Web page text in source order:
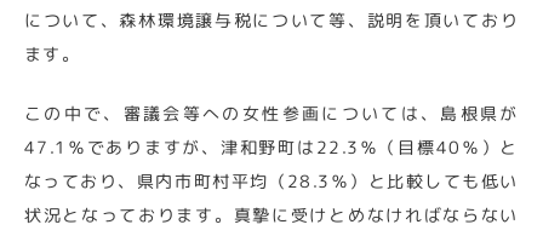
について、森林環境譲与税について等、説明を頂いており
ます。
この中で、審議会等への女性参画については、島根県が
47.1％でありますが、津和野町は22.3％（目標40％）と
なっており、県内市町村平均（28.3％）と比較しても低い
状況となっております。真摯に受けとめなければならない